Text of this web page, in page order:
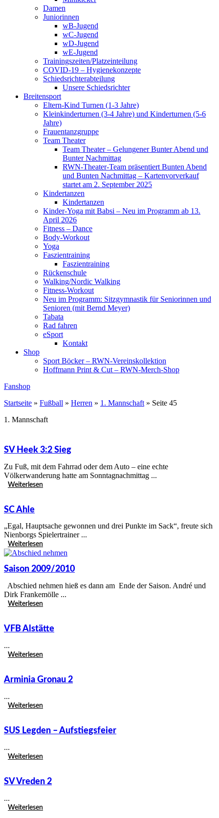
Damen
Juniorinnen
wB-Jugend
wC-Jugend
wD-Jugend
wE-Jugend
Trainingszeiten/Platzeinteilung
COVID-19 – Hygienekonzepte
Schiedsrichterabteilung
Unsere Schiedsrichter
Breitensport
Eltern-Kind Turnen (1-3 Jahre)
Kleinkinderturnen (3-4 Jahre) und Kinderturnen (5-6
Jahre)
Frauentanzgruppe
Team Theater
Team Theater – Gelungener Bunter Abend und
Bunter Nachmittag
RWN-Theater-Team präsentiert Bunten Abend
und Bunten Nachmittag – Kartenvorverkauf
startet am 2. September 2025
Kindertanzen
Kindertanzen
Kinder-Yoga mit Babsi – Neu im Programm ab 13.
April 2026
Fitness – Dance
Body-Workout
Yoga
Faszientraining
Faszientraining
Rückenschule
Walking/Nordic Walking
Fitness-Workout
Neu im Programm: Sitzgymnastik für Seniorinnen und
Senioren (mit Bernd Meyer)
Tabata
Rad fahren
eSport
Kontakt
Shop
Sport Böcker – RWN-Vereinskollektion
Hoffmann Print & Cut – RWN-Merch-Shop
Fanshop
Startseite » Fußball » Herren » 1. Mannschaft » Seite 45
1. Mannschaft
SV Heek 3:2 Sieg
Zu Fuß, mit dem Fahrrad oder dem Auto – eine echte
Völkerwanderung hatte am Sonntagnachmittag ...
Weiterlesen
SC Ahle
„Egal, Hauptsache gewonnen und drei Punkte im Sack“, freute sich
Nienborgs Spielertrainer ...
Weiterlesen
Saison 2009/2010
Abschied nehmen hieß es dann am Ende der Saison. André und
Dirk Frankemölle ...
Weiterlesen
VFB Alstätte
...
Weiterlesen
Arminia Gronau 2
...
Weiterlesen
SUS Legden – Aufstiegsfeier
...
Weiterlesen
SV Vreden 2
...
Weiterlesen